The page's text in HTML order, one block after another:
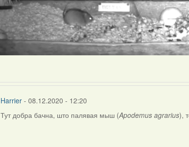
Harrier- 08.12.2020 - 12:20
In
Тут добра бачна, што палявая мыш (Apodemus agrarius),